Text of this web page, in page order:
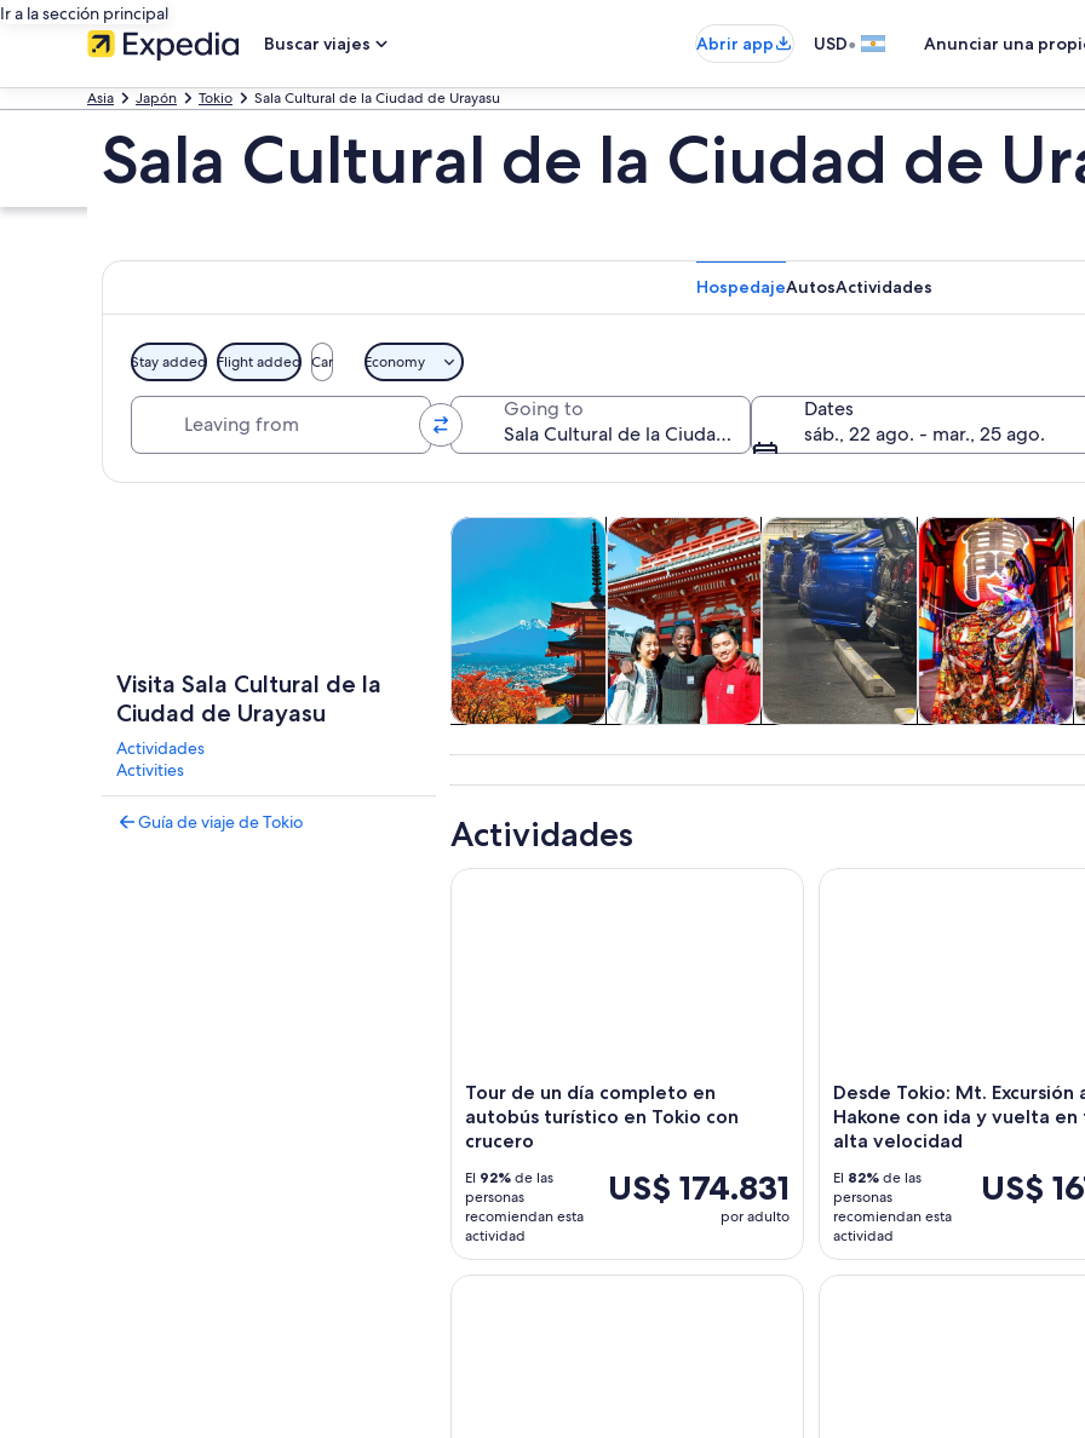
Ir a la sección principal
Buscar viajes
Abrir app USD• Anunciar una
Asia Japón Tokio Sala Cultural de la Ciudad de Urayasu
Sala Cultural de la Ciudad de
HospedajeAutosActividades
Stay added Flight added Car Economy
Going to
Dates
sáb., 22 ago. - mar., 25 ago.
Visita Sala Cultural de la
Ciudad de Urayasu
Actividades
Activities
Guía de viaje de Tokio
excursiones de
un día
Tours y excursiones de un díaSe abrirá en una nueva pestaña
Cultura e historiaSe abrirá en una nueva pestaña
personalizados
Tours privados y personalizadosSe
bebidas y vida
nocturna
Alimentos,
Actividades
Tour de un día completo en
autobús turístico en Tokio con
crucero
US$ 174.831
por adulto
El 92% de las
personas
recomiendan esta
actividad
Tour de un día completo en autobús turístico en Tokio con crucero
Desde Tokio: Mt. Excursión
Hakone con ida y vuelta
alta velocidad
US$
El 82% de las
personas
recomiendan esta
actividad
Desde Tokio: Mt. Excursión a
Recorrido en autobús turístico matutino por TokioExcursión de un día al monte